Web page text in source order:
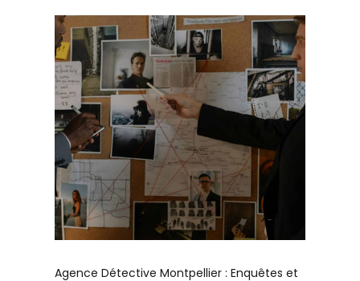
Agence Détective Montpellier : Enquêtes et